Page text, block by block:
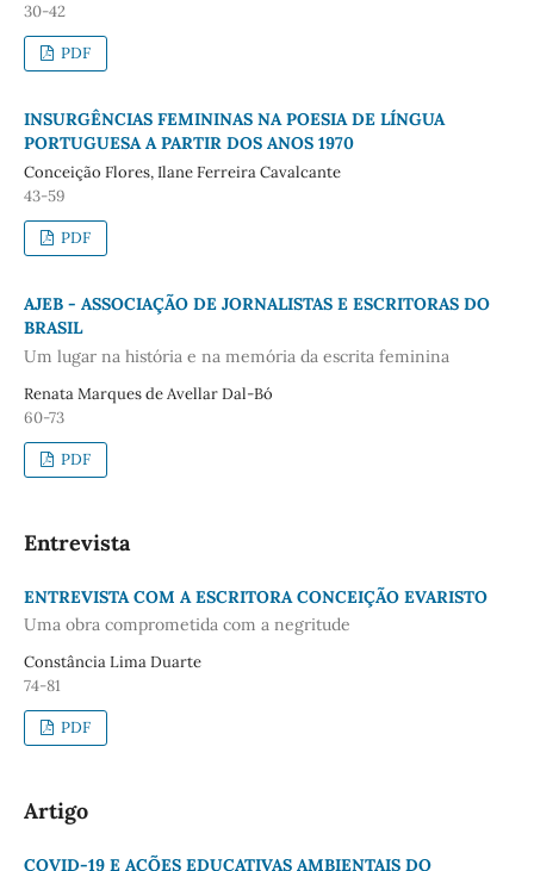
30-42
PDF
INSURGÊNCIAS FEMININAS NA POESIA DE LÍNGUA
PORTUGUESA A PARTIR DOS ANOS 1970
Conceição Flores, Ilane Ferreira Cavalcante
43-59
PDF
AJEB - ASSOCIAÇÃO DE JORNALISTAS E ESCRITORAS DO
BRASIL
Um lugar na história e na memória da escrita feminina
Renata Marques de Avellar Dal-Bó
60-73
PDF
Entrevista
ENTREVISTA COM A ESCRITORA CONCEIÇÃO EVARISTO
Uma obra comprometida com a negritude
Constância Lima Duarte
74-81
PDF
Artigo
COVID-19 E AÇÕES EDUCATIVAS AMBIENTAIS DO